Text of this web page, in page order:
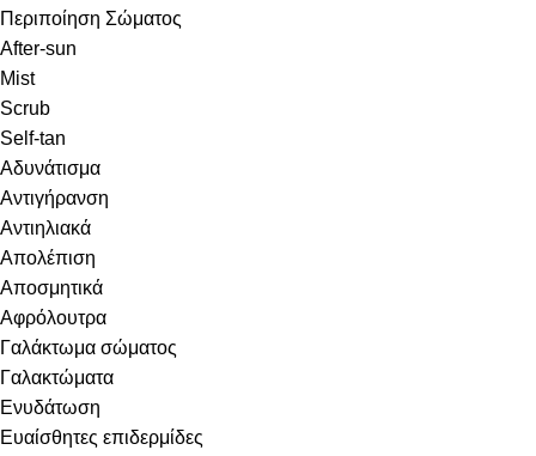
Περιποίηση Σώματος
After-sun
Mist
Scrub
Self-tan
Αδυνάτισμα
Αντιγήρανση
Αντιηλιακά
Απολέπιση
Αποσμητικά
Αφρόλουτρα
Γαλάκτωμα σώματος
Γαλακτώματα
Ενυδάτωση
Ευαίσθητες επιδερμίδες